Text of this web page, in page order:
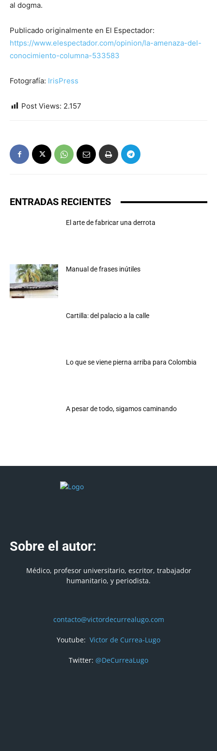
al dogma.
Publicado originalmente en El Espectador:
https://www.elespectador.com/opinion/la-amenaza-del-
conocimiento-columna-533583
Fotografía: IrisPress
Post Views: 2.157
ENTRADAS RECIENTES
El arte de fabricar una derrota
Manual de frases inútiles
Cartilla: del palacio a la calle
Lo que se viene pierna arriba para Colombia
A pesar de todo, sigamos caminando
Sobre el autor:
Médico, profesor universitario, escritor, trabajador
humanitario, y periodista.
contacto@victordecurrealugo.com
Youtube: Victor de Currea-Lugo
Twitter: @DeCurreaLugo